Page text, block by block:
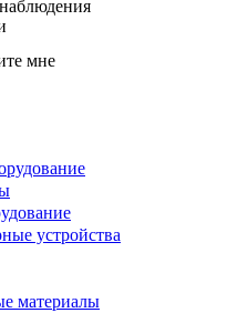
мне
устройства
материалы